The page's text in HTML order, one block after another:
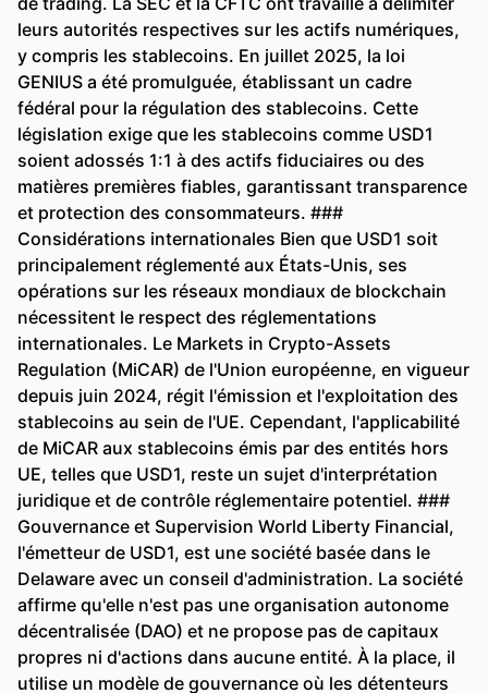
leurs autorités respectives sur les actifs numériques,
y compris les stablecoins. En juillet 2025, la loi
GENIUS a été promulguée, établissant un cadre
fédéral pour la régulation des stablecoins. Cette
législation exige que les stablecoins comme USD1
soient adossés 1:1 à des actifs fiduciaires ou des
matières premières fiables, garantissant transparence
et protection des consommateurs. ###
Considérations internationales Bien que USD1 soit
principalement réglementé aux États-Unis, ses
opérations sur les réseaux mondiaux de blockchain
nécessitent le respect des réglementations
internationales. Le Markets in Crypto-Assets
Regulation (MiCAR) de l'Union européenne, en vigueur
depuis juin 2024, régit l'émission et l'exploitation des
stablecoins au sein de l'UE. Cependant, l'applicabilité
de MiCAR aux stablecoins émis par des entités hors
UE, telles que USD1, reste un sujet d'interprétation
juridique et de contrôle réglementaire potentiel. ###
Gouvernance et Supervision World Liberty Financial,
l'émetteur de USD1, est une société basée dans le
Delaware avec un conseil d'administration. La société
affirme qu'elle n'est pas une organisation autonome
décentralisée (DAO) et ne propose pas de capitaux
propres ni d'actions dans aucune entité. À la place, il
utilise un modèle de gouvernance où les détenteurs